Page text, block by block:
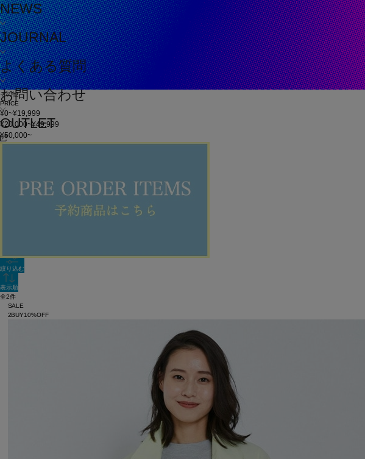
NEWS
JOURNAL
よくある質問
お問い合わせ
OUTLET
その他
PRICE
¥0~¥19,999
¥20,000~¥49,999
¥50,000~
在庫
新着順
絞り込む
表示順
全2件
SALE
2BUY10%OFF